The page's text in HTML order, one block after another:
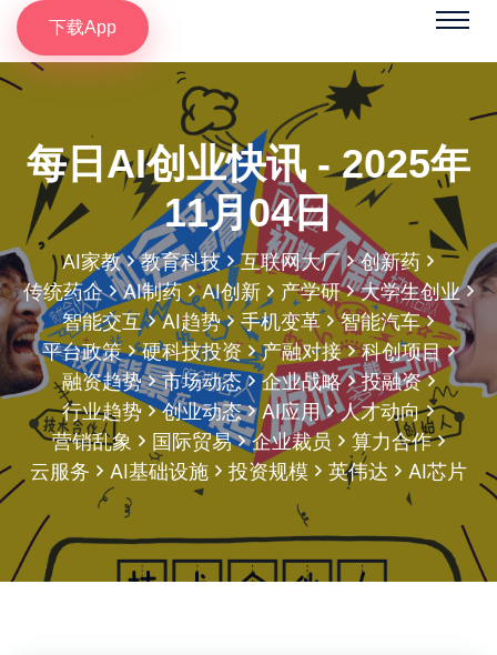
下载App
每日AI创业快讯 - 2025年
11月04日
AI家教 教育科技 互联网大厂
创新药
传统药企
AI制药 AI创新 产学研
大学生创业
智能交互
AI趋势 手机变革
智能汽车
平台政策
硬科技投资 产融对接
科创项目
融资趋势
市场动态 企业战略
投融资
行业趋势
创业动态 AI应用
人才动向
营销乱象
国际贸易 企业裁员
算力合作
云服务
AI基础设施 投资规模 英伟达 AI芯片